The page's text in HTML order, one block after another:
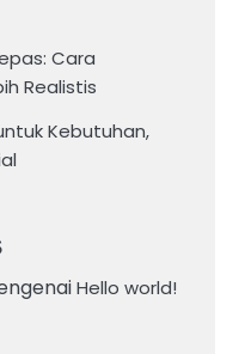
Cara
Realistis
Kebutuhan,
Hello world!